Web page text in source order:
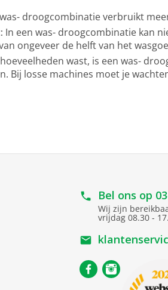
droogcombinatie verbruikt
In een was- droogcombinatie kan
ongeveer de helft van het
wast, is een was-
Bij losse machines moet je
Bel ons op
Wij zijn
vrijdag 08.30 -